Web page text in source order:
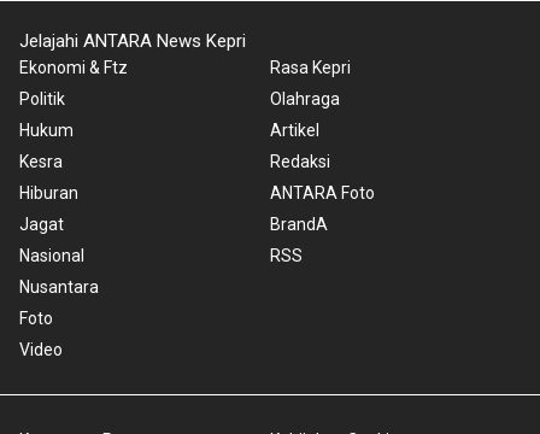
Jelajahi ANTARA News Kepri
Ekonomi & Ftz
Politik
Hukum
Kesra
Hiburan
Jagat
Nasional
Nusantara
Foto
Video
Rasa Kepri
Olahraga
Artikel
Redaksi
ANTARA Foto
BrandA
RSS